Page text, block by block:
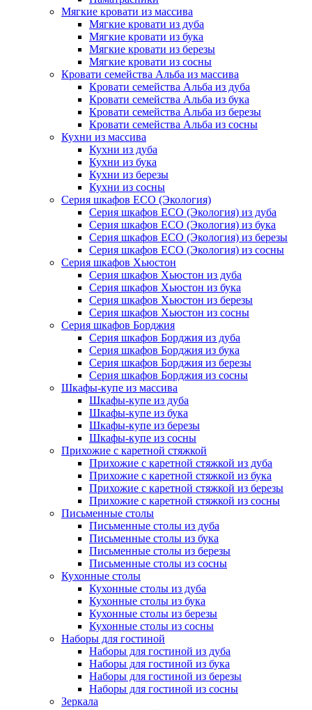
Мягкие кровати из массива
Мягкие кровати из дуба
Мягкие кровати из бука
Мягкие кровати из березы
Мягкие кровати из сосны
Кровати семейства Альба из массива
Кровати семейства Альба из дуба
Кровати семейства Альба из бука
Кровати семейства Альба из березы
Кровати семейства Альба из сосны
Кухни из массива
Кухни из дуба
Кухни из бука
Кухни из березы
Кухни из сосны
Серия шкафов ECO (Экология)
Серия шкафов ECO (Экология) из дуба
Серия шкафов ECO (Экология) из бука
Серия шкафов ECO (Экология) из березы
Серия шкафов ECO (Экология) из сосны
Серия шкафов Хьюстон
Серия шкафов Хьюстон из дуба
Серия шкафов Хьюстон из бука
Серия шкафов Хьюстон из березы
Серия шкафов Хьюстон из сосны
Серия шкафов Борджия
Серия шкафов Борджия из дуба
Серия шкафов Борджия из бука
Серия шкафов Борджия из березы
Серия шкафов Борджия из сосны
Шкафы-купе из массива
Шкафы-купе из дуба
Шкафы-купе из бука
Шкафы-купе из березы
Шкафы-купе из сосны
Прихожие с каретной стяжкой
Прихожие с каретной стяжкой из дуба
Прихожие с каретной стяжкой из бука
Прихожие с каретной стяжкой из березы
Прихожие с каретной стяжкой из сосны
Письменные столы
Письменные столы из дуба
Письменные столы из бука
Письменные столы из березы
Письменные столы из сосны
Кухонные столы
Кухонные столы из дуба
Кухонные столы из бука
Кухонные столы из березы
Кухонные столы из сосны
Наборы для гостиной
Наборы для гостиной из дуба
Наборы для гостиной из бука
Наборы для гостиной из березы
Наборы для гостиной из сосны
Зеркала